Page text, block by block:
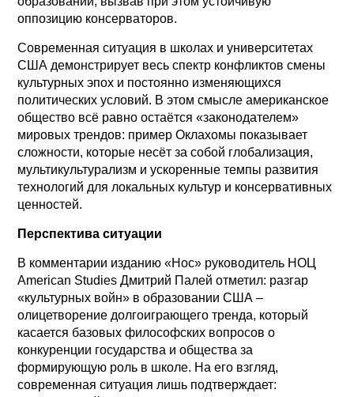
оппозицию консерваторов.
Современная ситуация в школах и университетах
США демонстрирует весь спектр конфликтов смены
культурных эпох и постоянно изменяющихся
политических условий. В этом смысле американское
общество всё равно остаётся «законодателем»
мировых трендов: пример Оклахомы показывает
сложности, которые несёт за собой глобализация,
мультикультурализм и ускоренные темпы развития
технологий для локальных культур и консервативных
ценностей.
Перспектива ситуации
В комментарии изданию «Нос» руководитель НОЦ
American Studies Дмитрий Палей отметил: разгар
«культурных войн» в образовании США –
олицетворение долгоиграющего тренда, который
касается базовых философских вопросов о
конкуренции государства и общества за
формирующую роль в школе. На его взгляд,
современная ситуация лишь подтверждает: